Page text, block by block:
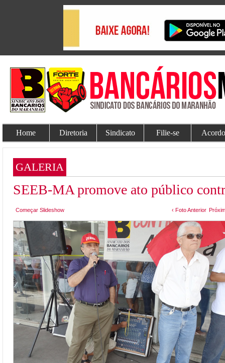
Home Diretoria Sindicato Filie-se
GALERIA
SEEB-MA promove ato público
Começar Slideshow ‹ Foto Anterior